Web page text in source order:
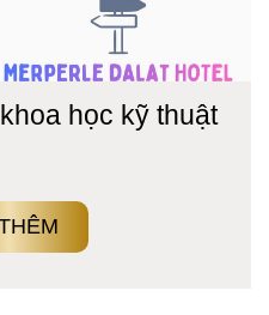
học kỹ thuật